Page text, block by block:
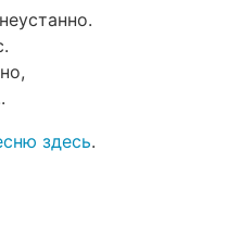
здесь.